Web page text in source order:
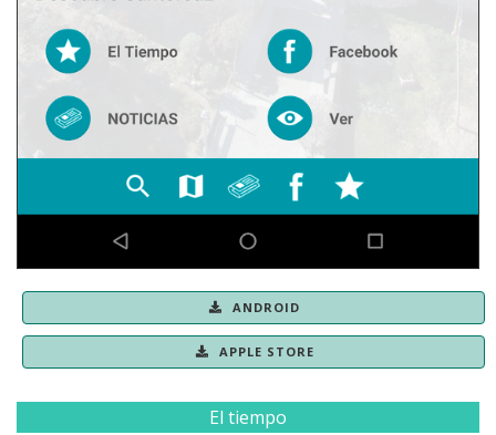
ANDROID
APPLE STORE
El tiempo